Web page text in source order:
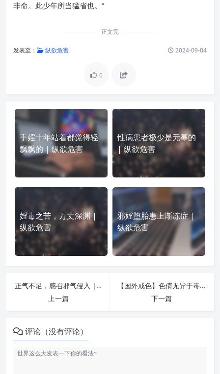
非命。此少年所当猛省也。”
正文完
发表至： 纵欲危害 2024-09-04
0
手婬十年站着都觉得轻
飘飘的 | 纵欲危害
性病患者极少是无辜的
| 纵欲危害
婬毒之苦，万丈深渊 |
纵欲危害
邪婬堕胎患上渐冻症 |
纵欲危害
正气不足，感召邪气侵入 | 纵欲危害
上一篇
【国外戒色】色倩无异于毒品 | 纵欲危害
下一篇
评论（没有评论）